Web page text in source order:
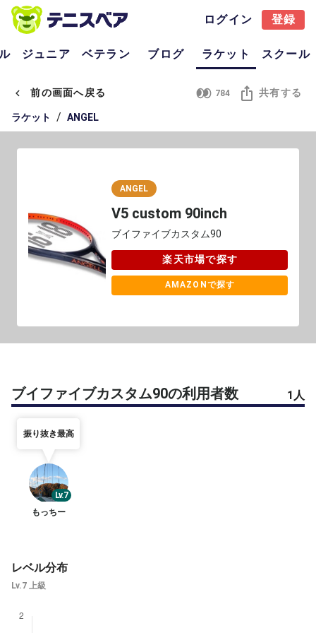
ログイン 登録
ジュニア ベテラン ブログ ラケット スクール
前の画面へ戻る 784 共有する
ラケット / ANGEL
ANGEL
V5 custom 90inch
ブイファイブカスタム90
楽天市場で探す
AMAZONで探す
ブイファイブカスタム90の利用者数 1人
振り抜き最高
Lv.7
もっちー
レベル分布
Lv.7 上級